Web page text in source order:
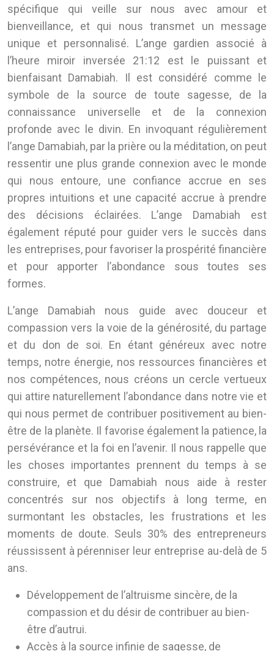
spécifique qui veille sur nous avec amour et
bienveillance, et qui nous transmet un message
unique et personnalisé. L’ange gardien associé à
l’heure miroir inversée 21:12 est le puissant et
bienfaisant Damabiah. Il est considéré comme le
symbole de la source de toute sagesse, de la
connaissance universelle et de la connexion
profonde avec le divin. En invoquant régulièrement
l’ange Damabiah, par la prière ou la méditation, on peut
ressentir une plus grande connexion avec le monde
qui nous entoure, une confiance accrue en ses
propres intuitions et une capacité accrue à prendre
des décisions éclairées. L’ange Damabiah est
également réputé pour guider vers le succès dans
les entreprises, pour favoriser la prospérité financière
et pour apporter l’abondance sous toutes ses
formes.
L’ange Damabiah nous guide avec douceur et
compassion vers la voie de la générosité, du partage
et du don de soi. En étant généreux avec notre
temps, notre énergie, nos ressources financières et
nos compétences, nous créons un cercle vertueux
qui attire naturellement l’abondance dans notre vie et
qui nous permet de contribuer positivement au bien-
être de la planète. Il favorise également la patience, la
persévérance et la foi en l’avenir. Il nous rappelle que
les choses importantes prennent du temps à se
construire, et que Damabiah nous aide à rester
concentrés sur nos objectifs à long terme, en
surmontant les obstacles, les frustrations et les
moments de doute. Seuls 30% des entrepreneurs
réussissent à pérenniser leur entreprise au-delà de 5
ans.
Développement de l’altruisme sincère, de la
compassion et du désir de contribuer au bien-
être d’autrui.
Accès à la source infinie de sagesse, de